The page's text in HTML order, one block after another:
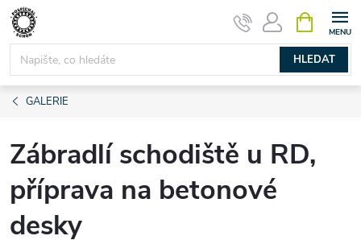
Přejít
obsah
HLEDAT
NÁKUPNÍ
KOŠÍK
GALERIE
Zábradlí schodiště u RD,
příprava na betonové
desky